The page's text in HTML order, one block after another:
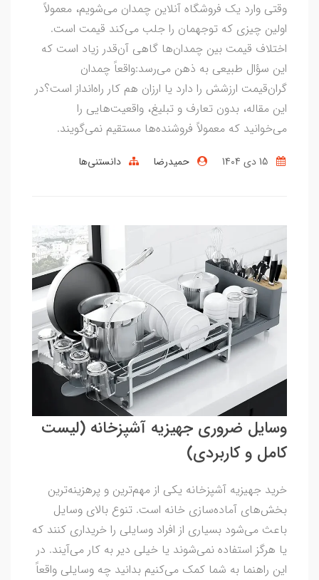
وقتی وارد یک فروشگاه آنلاین چمدان می‌شویم، معمولاً
اولین چیزی که توجهمان را جلب می‌کند قیمت است.
اختلاف قیمت بین چمدان‌ها گاهی آن‌قدر زیاد است که
این سؤال طبیعی به ذهن می‌رسد:واقعاً چمدان
گران‌قیمت ارزشش را دارد یا ارزان هم کار راه‌انداز است؟در
این مقاله، بدون تعارف و تبلیغ، واقعیت‌هایی را
می‌خوانید که معمولاً فروشنده‌ها مستقیم نمی‌گویند.
حمیدرضا دانستنی‌ها
وسایل ضروری جهیزیه آشپزخانه (لیست
کامل و کاربردی)
خرید جهیزیه آشپزخانه یکی از مهم‌ترین و پرهزینه‌ترین
بخش‌های آماده‌سازی خانه است. تنوع بالای وسایل
باعث می‌شود بسیاری از افراد وسایلی را خریداری کنند که
یا هرگز استفاده نمی‌شوند یا خیلی دیر به کار می‌آیند. در
این راهنما به شما کمک می‌کنیم بدانید چه وسایلی واقعاً